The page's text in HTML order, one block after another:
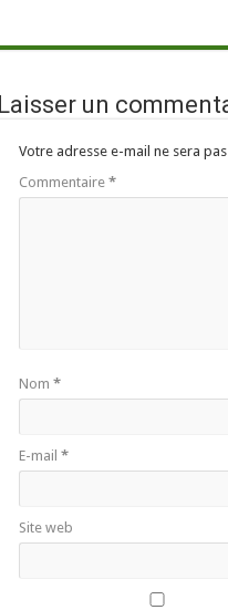
Laisser un
Votre adresse e-mail ne sera
Commentaire *
Nom *
E-mail *
Site web